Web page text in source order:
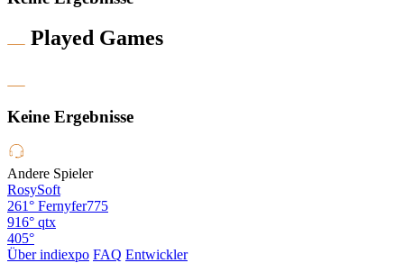
Played Games
Keine Ergebnisse
Andere Spieler
RosySoft
261° Fernyfer775
916° qtx
405°
Über indiexpo FAQ Entwickler